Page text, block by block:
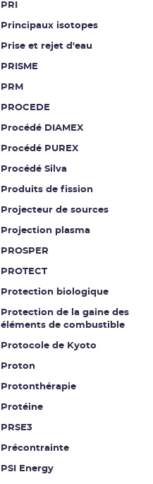
PRI
Principaux isotopes
Prise et rejet d'eau
PRISME
PRM
PROCEDE
Procédé DIAMEX
Procédé PUREX
Procédé Silva
Produits de fission
Projecteur de sources
Projection plasma
PROSPER
PROTECT
Protection biologique
Protection de la gaine des
éléments de combustible
Protocole de Kyoto
Proton
Protonthérapie
Protéine
PRSE3
Précontrainte
PSI Energy